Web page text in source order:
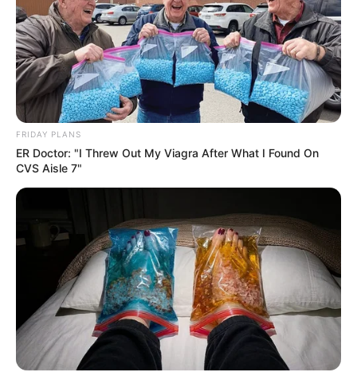
FRIDAY PLANS
ER Doctor: "I Threw Out My Viagra After What I Found On
CVS Aisle 7"